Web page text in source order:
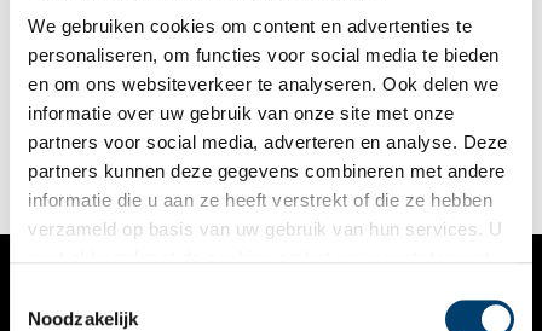
We gebruiken cookies om content en advertenties te
personaliseren, om functies voor social media te bieden
en om ons websiteverkeer te analyseren. Ook delen we
informatie over uw gebruik van onze site met onze
partners voor social media, adverteren en analyse. Deze
partners kunnen deze gegevens combineren met andere
informatie die u aan ze heeft verstrekt of die ze hebben
verzameld op basis van uw gebruik van hun services. U
Noodzakelijk
De trekschuit was ooit een belangrijk onderdeel van het
openbaar vervoer in Haarlem. Vanuit Haarlem werden
zogenaamde trekvaarten aangelegd naar Amsterdam en Leiden.
Naast de trekvaart liep een pad, waar de schuit door een paard
over werd voortgetrokken.
VERHALEN